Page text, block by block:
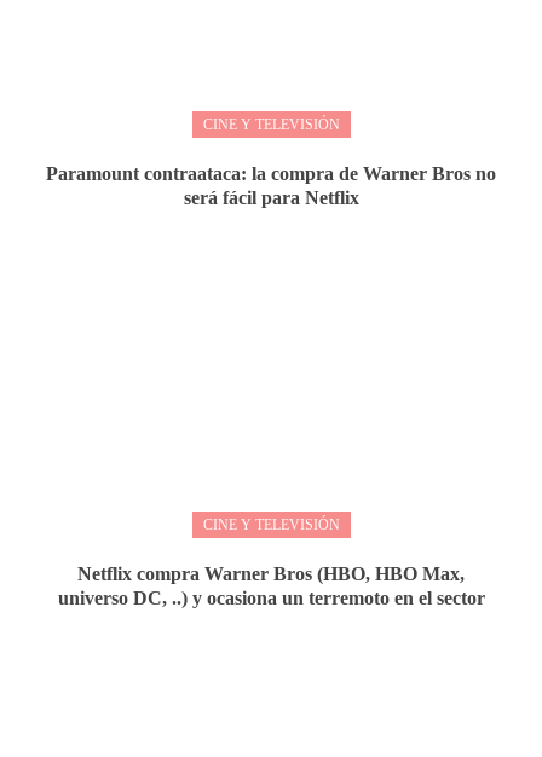
CINE Y TELEVISIÓN
Paramount contraataca: la compra de Warner Bros no
será fácil para Netflix
CINE Y TELEVISIÓN
Netflix compra Warner Bros (HBO, HBO Max,
universo DC, ..) y ocasiona un terremoto en el sector